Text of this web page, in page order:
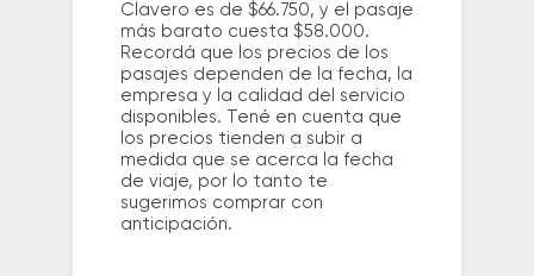
Clavero es de $66.750, y el pasaje
más barato cuesta $58.000.
Recordá que los precios de los
pasajes dependen de la fecha, la
empresa y la calidad del servicio
disponibles. Tené en cuenta que
los precios tienden a subir a
medida que se acerca la fecha
de viaje, por lo tanto te
sugerimos comprar con
anticipación.